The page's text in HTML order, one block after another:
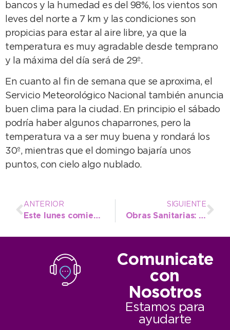
bancos y la humedad es del 98%, los vientos son
leves del norte a 7 km y las condiciones son
propicias para estar al aire libre, ya que la
temperatura es muy agradable desde temprano
y la máxima del día será de 29º.
En cuanto al fin de semana que se aproxima, el
Servicio Meteorológico Nacional también anuncia
buen clima para la ciudad. En principio el sábado
podría haber algunos chaparrones, pero la
temperatura va a ser muy buena y rondará los
30º, mientras que el domingo bajaría unos
puntos, con cielo algo nublado.
ANTERIOR
Este lunes comienzan a repartirse las tasas urbanas
SIGUIENTE
Obras Sanitarias: nueva perforación de agua en 101 y 36
Comunicate
con
Nosotros
Estamos para
ayudarte